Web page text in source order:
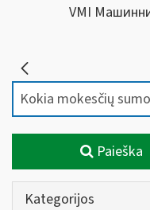
VMI
Paieška
Kategorijos